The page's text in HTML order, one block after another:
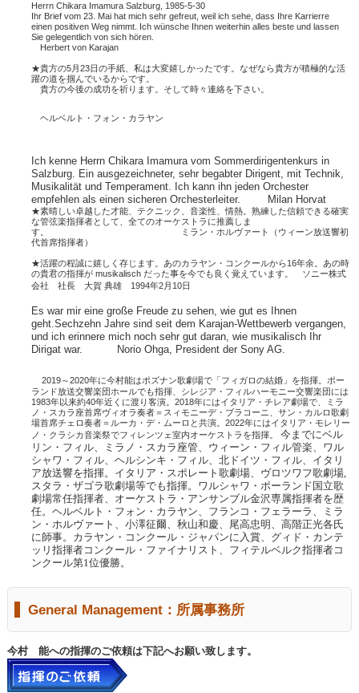
Herrn Chikara Imamura Salzburg, 1985-5-30
Ihr Brief vom 23. Mai hat mich sehr gefreut, weil ich sehe, dass Ihre Karrierre
einen positiven Weg nimmt. Ich wünsche Ihnen weiterhin alles beste und lassen
Sie gelegentlich von sich hören.
Herbert von Karajan
★貴方の5月23日の手紙、私は大変嬉しかったです。なぜなら貴方が積極的な活
躍の道を掴んでいるからです。
貴方の今後の成功を祈ります。そして時々連絡を下さい。
ヘルベルト・フォン・カラヤン
Ich kenne Herrn Chikara Imamura vom Sommerdirigentenkurs in
Salzburg. Ein ausgezeichneter, sehr begabter Dirigent, mit Technik,
Musikalität und Temperament. Ich kann ihn jeden Orchester
empfehlen als einen sicheren Orchesterleiter. Milan Horvat
★素晴しい卓越した才能、テクニック、音楽性、情熱。熟練した信頼できる確実
な管弦楽指揮者として、全てのオーケストラに推薦しま
す。 ミラン・ホルヴァート（ウィーン放送響初
代首席指揮者）
★活躍の程誠に嬉しく存じます。あのカラヤン・コンクールから16年余。あの時
の貴君の指揮が musikalisch だった事を今でも良く覚えています。 ソニー株式
会社 社長 大賀 典雄 1994年2月10日
Es war mir eine große Freude zu sehen, wie gut es Ihnen
geht.Sechzehn Jahre sind seit dem Karajan-Wettbewerb vergangen,
und ich erinnere mich noch sehr gut daran, wie musikalisch Ihr
Dirigat war. Norio Ohga, President der Sony AG.
2019～2020年に今村能はポズナン歌劇場で「フィガロの結婚」を指揮。ポー
ランド放送交響楽団ホールでも指揮、シレジア・フィルハーモニー交響楽団には
1983年以来約40年近くに渡り客演。2018年にはイタリア・チレア劇場で、ミラ
ノ・スカラ座首席ヴィオラ奏者＝スィモニーデ・ブラコーニ、サン・カルロ歌劇
場首席チェロ奏者＝ルーカ・デ・ムーロと共演。 2022年にはイタリア・モレリー
ノ・クラシカ音楽祭でフィレンツェ室内オーケストラを指揮。 今までにベル
リン・フィル、ミラノ・スカラ座管、ウィーン・フィル管楽、ワル
シャワ・フィル、ヘルシンキ・フィル、北ドイツ・フィル、イタリ
ア放送響を指揮。イタリア・スポレート歌劇場、ヴロツワフ歌劇場,
スタラ・ザゴラ歌劇場等でも指揮。ワルシャワ・ポーランド国立歌
劇場常任指揮者、オーケストラ・アンサンブル金沢専属指揮者を歴
任。ヘルベルト・フォン・カラヤン、フランコ・フェラーラ、ミラ
ン・ホルヴァート、小澤征爾、秋山和慶、尾高忠明、高階正光各氏
に師事。カラヤン・コンクール・ジャパンに入賞、グィド・カンテ
ッリ指揮者コンクール・ファイナリスト、フィテルベルク指揮者コ
ンクール第1位優勝。
General Management：所属事務所
今村 能への指揮のご依頼は下記へお願い致します。